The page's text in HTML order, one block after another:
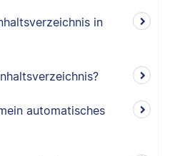
in
automatisches